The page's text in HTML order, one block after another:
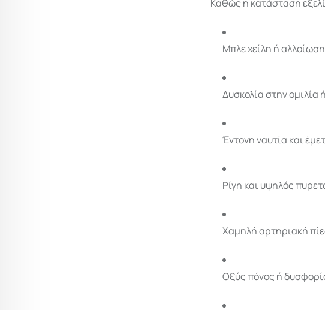
Καθώς η κατάσταση
Μπλε χείλη ή
Δυσκολία στην ομιλία
Έντονη ναυτία και
Ρίγη και υψηλός
Χαμηλή αρτηριακή
Οξύς πόνος ή